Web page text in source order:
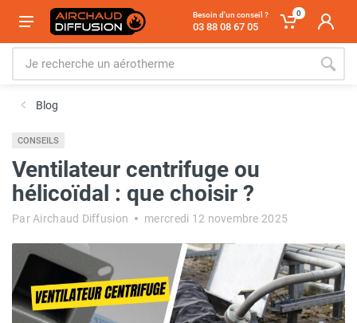
Besoin d'un conseil ?
03 88 08 67 05
0
Blog
CONSEILS
Ventilateur centrifuge ou
hélicoïdal : que choisir ?
Par Airchaud Diffusion mercredi 12 novembre 2025